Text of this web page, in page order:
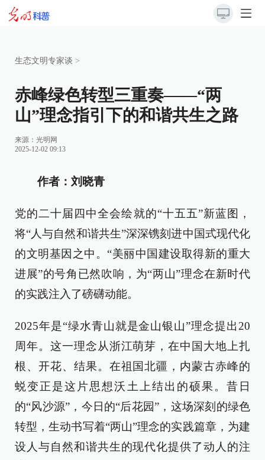
生态文明专家谈 >
赤峰绿色转型三重奏——“两
山”理念指引下的和谐共生之路
来源： 光明网
2025-12-02 09:13
作者：刘晓青
党的二十届四中全会绘就的“十五五”新蓝图，
将“人与自然和谐共生”深深镌刻进中国式现代化
的文明基因之中。“美丽中国建设取得新的重大
进展”的号角已然吹响，为“两山”理念在新时代
的实践注入了磅礴动能。
2025年是“绿水青山就是金山银山”理念提出20
周年。这一理念从浙江萌芽，在中国大地上扎
根、开花、结果。在祖国北疆，内蒙古赤峰的
蜕变正是这片思想沃土上结出的硕果。昔日
的“风沙源”，今日的“后花园”，这场深刻的绿色
转型，生动书写着“两山”理念的实践篇章，为建
设人与自然和谐共生的现代化提供了动人的注